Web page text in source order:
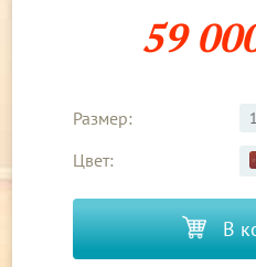
59
Размер:
Цвет:
В